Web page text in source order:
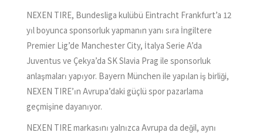
NEXEN TIRE, Bundesliga kulübü Eintracht Frankfurt’a 12
yıl boyunca sponsorluk yapmanın yanı sıra İngiltere
Premier Lig’de Manchester City, İtalya Serie A’da
Juventus ve Çekya’da SK Slavia Prag ile sponsorluk
anlaşmaları yapıyor. Bayern München ile yapılan iş birliği,
NEXEN TIRE’ın Avrupa’daki güçlü spor pazarlama
geçmişine dayanıyor.
NEXEN TIRE markasını yalnızca Avrupa da değil, aynı